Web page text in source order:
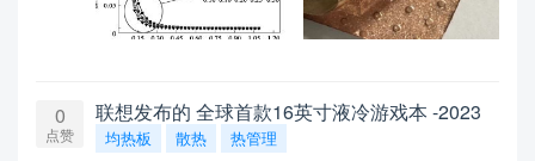
0
点赞
联想发布的 全球首款16英寸液冷游戏本 -2023
均热板 散热
热管理